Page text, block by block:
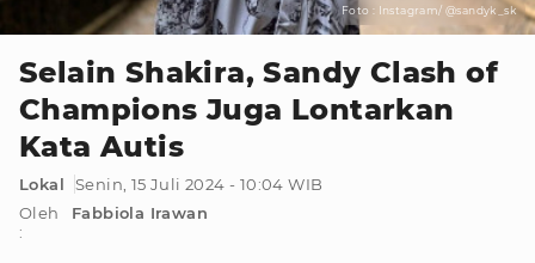
Foto : Instagram/ @sandyk_sk
Selain Shakira, Sandy Clash of
Champions Juga Lontarkan
Kata Autis
Lokal
Senin, 15 Juli 2024 - 10:04 WIB
Oleh
:
Fabbiola Irawan